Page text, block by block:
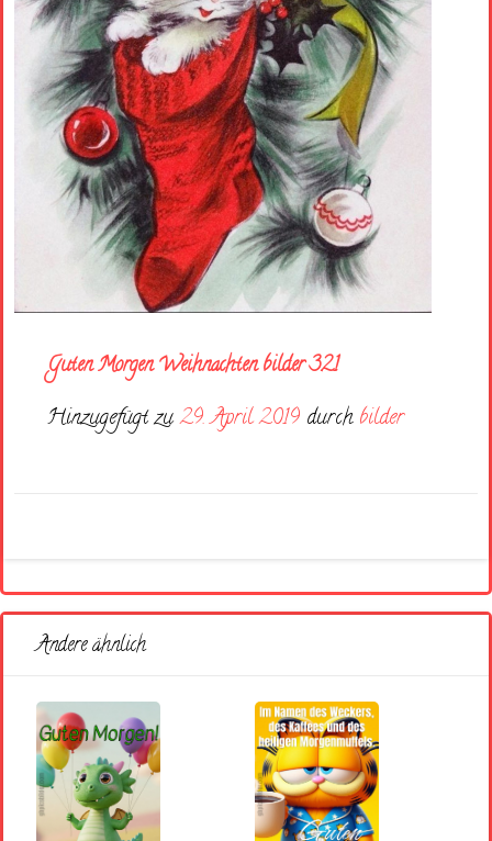
Guten Morgen Weihnachten bilder 321
Hinzugefügt zu29. April 2019 durch bilder
Andere ähnlich